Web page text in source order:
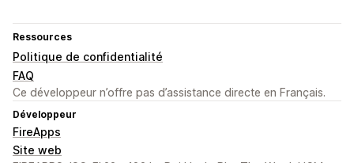
Ressources
Politique de confidentialité
FAQ
Ce développeur n’offre pas d’assistance directe en Français.
Développeur
FireApps
Site web